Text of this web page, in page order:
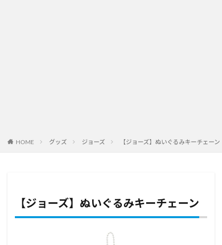
HOME グッズ ジョーズ 【ジョーズ】ぬいぐるみキーチェーン
【ジョーズ】ぬいぐるみキーチェーン